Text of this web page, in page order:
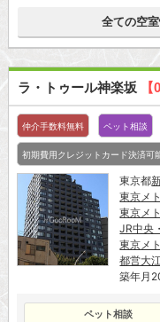
全ての空
ラ・トゥール神楽坂
仲介手数料無料 ペット相談
初期費用クレジットカード決済可
東京都
東京メ
東京メ
JR中央
東京メ
都営大
築年月
ペット相談